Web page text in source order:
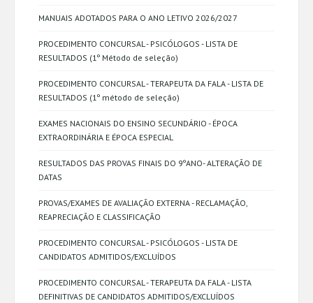
MANUAIS ADOTADOS PARA O ANO LETIVO 2026/2027
PROCEDIMENTO CONCURSAL - PSICÓLOGOS - LISTA DE
RESULTADOS (1º Método de seleção)
PROCEDIMENTO CONCURSAL - TERAPEUTA DA FALA - LISTA DE
RESULTADOS (1º método de seleção)
EXAMES NACIONAIS DO ENSINO SECUNDÁRIO - ÉPOCA
EXTRAORDINÁRIA E ÉPOCA ESPECIAL
RESULTADOS DAS PROVAS FINAIS DO 9ºANO- ALTERAÇÃO DE
DATAS
PROVAS/EXAMES DE AVALIAÇÃO EXTERNA - RECLAMAÇÃO,
REAPRECIAÇÃO E CLASSIFICAÇÃO
PROCEDIMENTO CONCURSAL - PSICÓLOGOS - LISTA DE
CANDIDATOS ADMITIDOS/EXCLUÍDOS
PROCEDIMENTO CONCURSAL - TERAPEUTA DA FALA - LISTA
DEFINITIVAS DE CANDIDATOS ADMITIDOS/EXCLUÍDOS